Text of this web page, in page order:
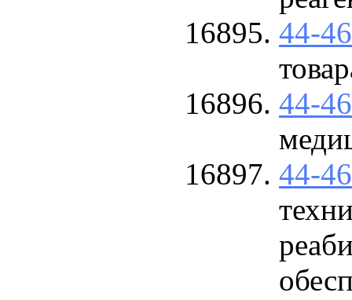
44-
44-
44-